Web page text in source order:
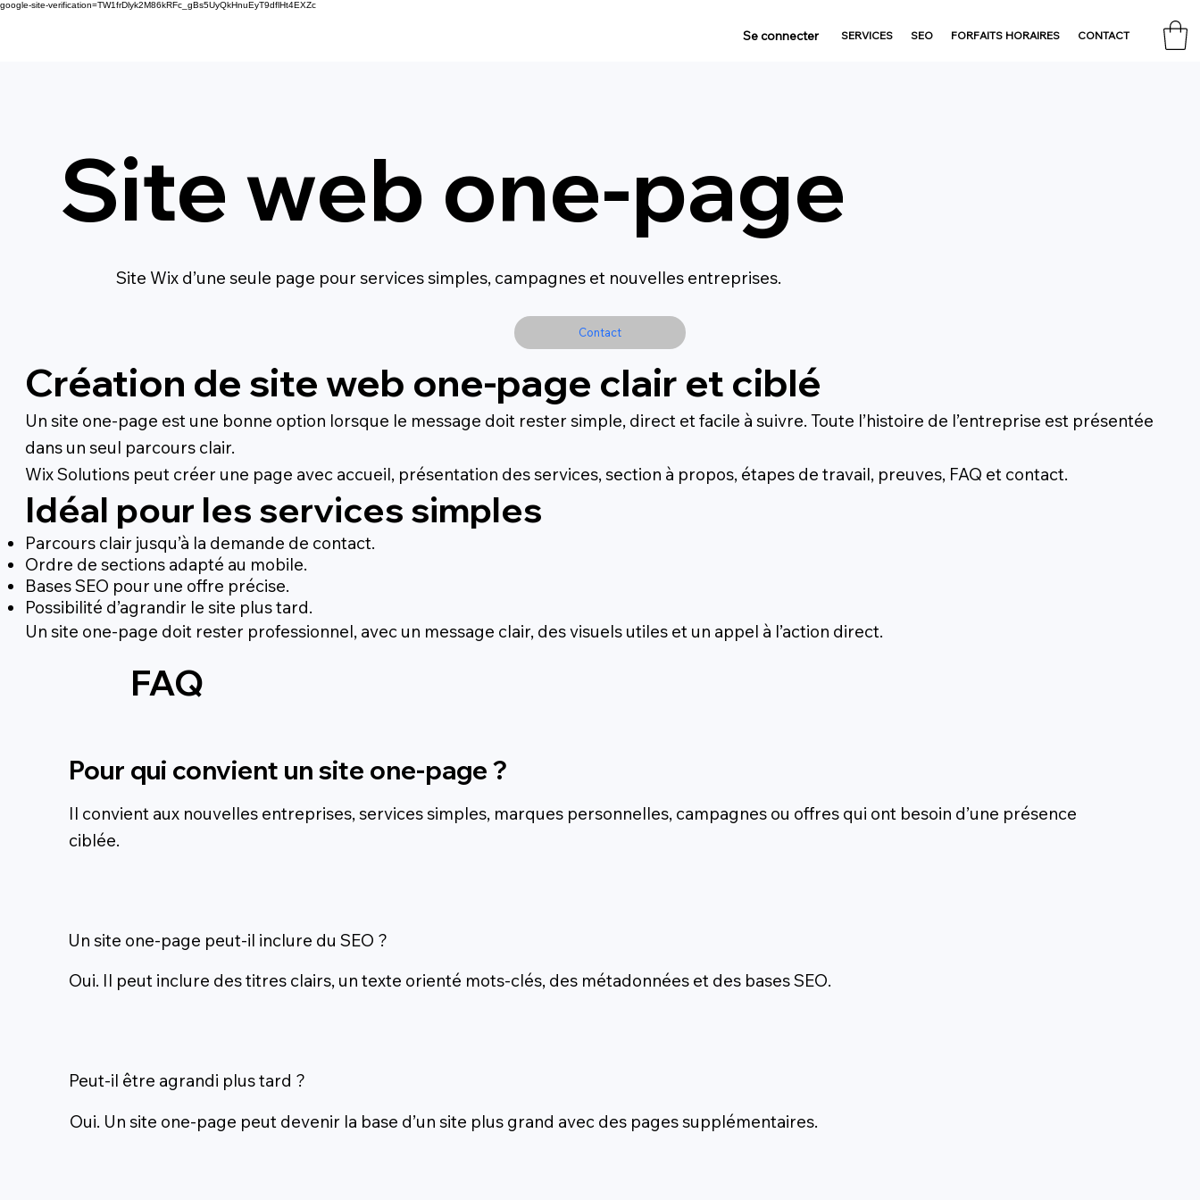
google-site-verification=TW1frDlyk2M86kRFc_gBs5UyQkHnuEyT9dflHt4EXZc
Se connecter SERVICES SEO FORFAITS HORAIRES CONTACT
Site web one-page
Site Wix d’une seule page pour services simples, campagnes et nouvelles entreprises.
Contact
Création de site web one-page clair et ciblé
Un site one-page est une bonne option lorsque le message doit rester simple, direct et facile à suivre. Toute l’histoire de l’entreprise est présentée
dans un seul parcours clair.
Wix Solutions peut créer une page avec accueil, présentation des services, section à propos, étapes de travail, preuves, FAQ et contact.
Idéal pour les services simples
Parcours clair jusqu’à la demande de contact.
Ordre de sections adapté au mobile.
Bases SEO pour une offre précise.
Possibilité d’agrandir le site plus tard.
Un site one-page doit rester professionnel, avec un message clair, des visuels utiles et un appel à l’action direct.
FAQ
Pour qui convient un site one-page ?
Il convient aux nouvelles entreprises, services simples, marques personnelles, campagnes ou offres qui ont besoin d’une présence
ciblée.
Un site one-page peut-il inclure du SEO ?
Oui. Il peut inclure des titres clairs, un texte orienté mots-clés, des métadonnées et des bases SEO.
Peut-il être agrandi plus tard ?
Oui. Un site one-page peut devenir la base d’un site plus grand avec des pages supplémentaires.